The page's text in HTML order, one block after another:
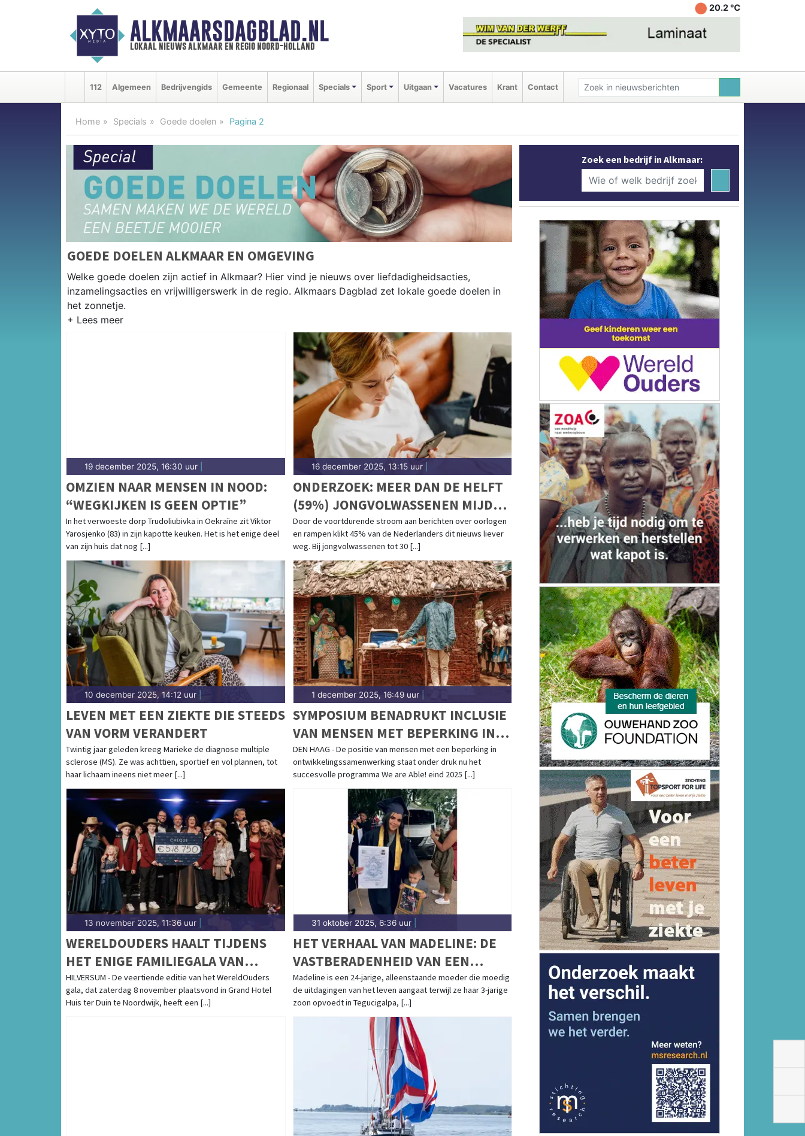
ALKMAARSDAGBLAD.NL
lokaal nieuws alkmaar en regio noord-holland
20.2 ℃
112 Algemeen Bedrijvengids Gemeente Regionaal Specials Sport Uitgaan Vacatures Krant Contact
Home Specials Goede doelen Pagina 2
GOEDE DOELEN ALKMAAR EN OMGEVING
Welke goede doelen zijn actief in Alkmaar? Hier vind je nieuws over liefdadigheidsacties,
inzamelingsacties en vrijwilligerswerk in de regio. Alkmaars Dagblad zet lokale goede doelen in
het zonnetje.
19 december 2025, 16:30 uur
OMZIEN NAAR MENSEN IN NOOD:
“WEGKIJKEN IS GEEN OPTIE”
In het verwoeste dorp Trudoliubivka in Oekraïne zit Viktor
Yarosjenko (83) in zijn kapotte keuken. Het is het enige deel
van zijn huis dat nog [...]
16 december 2025, 13:15 uur|
ONDERZOEK: MEER DAN DE HELFT
(59%) JONGVOLWASSENEN MIJDT
HET LIEFST OORLOGSNIEUWS
Door de voortdurende stroom aan berichten over oorlogen
en rampen klikt 45% van de Nederlanders dit nieuws liever
weg. Bij jongvolwassenen tot 30 [...]
10 december 2025, 14:12 uur
LEVEN MET EEN ZIEKTE DIE STEEDS
VAN VORM VERANDERT
Twintig jaar geleden kreeg Marieke de diagnose multiple
sclerose (MS). Ze was achttien, sportief en vol plannen, tot
haar lichaam ineens niet meer [...]
1 december 2025, 16:49 uur|
SYMPOSIUM BENADRUKT INCLUSIE
VAN MENSEN MET BEPERKING IN
ONTWIKKELINGSBELEID
DEN HAAG - De positie van mensen met een beperking in
ontwikkelingssamenwerking staat onder druk nu het
succesvolle programma We are Able! eind 2025 [...]
13 november 2025, 11:36 uur
WERELDOUDERS HAALT TIJDENS
HET ENIGE FAMILIEGALA VAN
NEDERLAND €578.750,- OP OM DE
STROOM VAN UITHUISPLAATSING
HILVERSUM - De veertiende editie van het WereldOuders
gala, dat zaterdag 8 november plaatsvond in Grand Hotel
Huis ter Duin te Noordwijk, heeft een [...]
31 oktober 2025, 6:36 uur|
HET VERHAAL VAN MADELINE: DE
VASTBERADENHEID VAN EEN
ALLEENSTAANDE MOEDER
Madeline is een 24-jarige, alleenstaande moeder die moedig
de uitdagingen van het leven aangaat terwijl ze haar 3-jarige
zoon opvoedt in Tegucigalpa, [...]
Zoek een bedrijf in Alkmaar: